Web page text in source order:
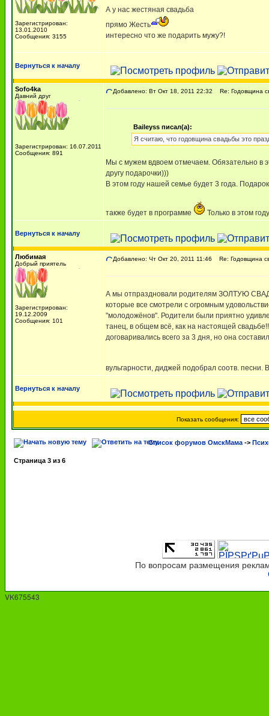
Зарегистрирован:
13.01.2010
Сообщения: 3155
А у нас жестяная свадьба
прямо Жесть
интересно что же подарить мужу?!
Вернуться к началу
Sofo4ka
Давний друг
Зарегистрирован: 16.07.2011
Сообщения: 891
Добавлено: Вт Окт 18, 2011 22:32 Re: Годовщина
Baileyss писал(а):
Я считаю, что годовщина свадьбы это
Мы с мужем вдвоем отмечаем. Обязательно в
другу подарочки)))
В этом году нашей семье будет 3 года.
также будет в программе Только в этом
Вернуться к началу
Любимая
Добрый приятель
Зарегистрирован:
19.12.2009
Сообщения: 101
Добавлено: Чт Окт 20, 2011 11:46 Re: Годовщина
А мы отпраздновали родителям ЗОЛТУЮ
которые все смотрели с огромным
"молодожёнов". Родители были приятно
танец, в общем всё, как на настоящей
договаривались всего за 3 дня, но она
вульгарности, диджей подобрал соотв. песни.
Вернуться к началу
Показать сообщения:
Список форумов ОмскМама ->
Страница 3 из 6
По вопросам размещения
VK675543